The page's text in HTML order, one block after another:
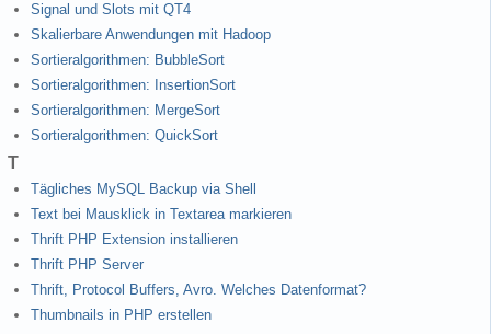
Signal und Slots mit QT4
Skalierbare Anwendungen mit Hadoop
Sortieralgorithmen: BubbleSort
Sortieralgorithmen: InsertionSort
Sortieralgorithmen: MergeSort
Sortieralgorithmen: QuickSort
T
Tägliches MySQL Backup via Shell
Text bei Mausklick in Textarea markieren
Thrift PHP Extension installieren
Thrift PHP Server
Thrift, Protocol Buffers, Avro. Welches Datenformat?
Thumbnails in PHP erstellen